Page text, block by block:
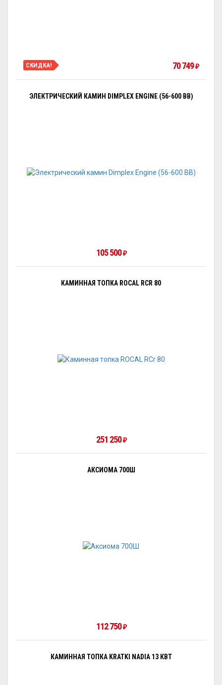
СКИДКА! 70 749 ₽
ЭЛЕКТРИЧЕСКИЙ КАМИН DIMPLEX ENGINE (56-600 BB)
105 500 ₽
КАМИННАЯ ТОПКА ROCAL RCR 80
251 250 ₽
АКСИОМА 700Ш
112 750 ₽
КАМИННАЯ ТОПКА KRATKI NADIA 13 КВТ